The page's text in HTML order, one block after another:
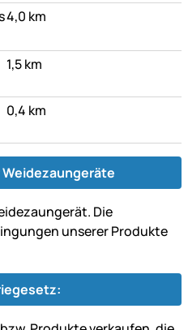
4,0 km
1,5 km
0,4 km
Die
unserer Produkte